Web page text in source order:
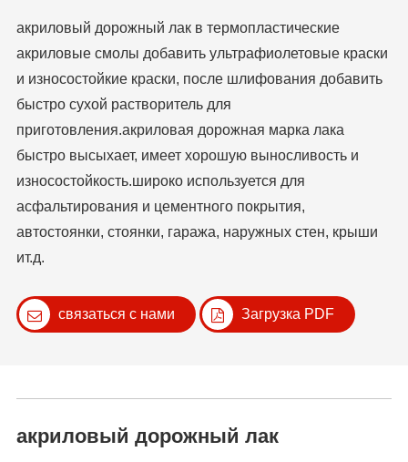
акриловый дорожный лак в термопластические
акриловые смолы добавить ультрафиолетовые краски
и износостойкие краски, после шлифования добавить
быстро сухой растворитель для
приготовления.акриловая дорожная марка лака
быстро высыхает, имеет хорошую выносливость и
износостойкость.широко используется для
асфальтирования и цементного покрытия,
автостоянки, стоянки, гаража, наружных стен, крыши
ит.д.
связаться с нами Загрузка PDF
акриловый дорожный лак